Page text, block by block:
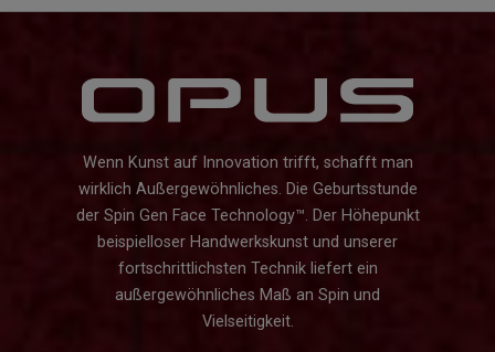
Callaway
Wenn Kunst auf Innovation trifft, schafft man
wirklich Außergewöhnliches. Die Geburtsstunde
der Spin Gen Face Technology™. Der Höhepunkt
beispielloser Handwerkskunst und unserer
fortschrittlichsten Technik liefert ein
außergewöhnliches Maß an Spin und
Vielseitigkeit.